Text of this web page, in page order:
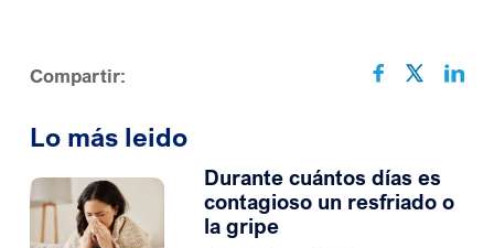
Compartir:
Lo más leido
Durante cuántos días es
contagioso un resfriado o
la gripe